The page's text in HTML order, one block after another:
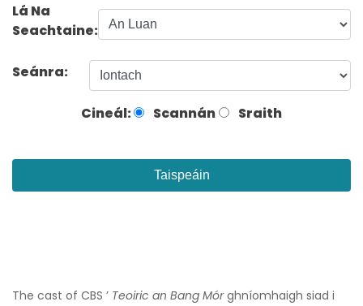
Lá Na
Seachtaine:
Seánra:
Cineál: Scannán Sraith
Taispeáin
The cast of CBS ’ Teoiric an Bang Mórghníomhaigh siad i